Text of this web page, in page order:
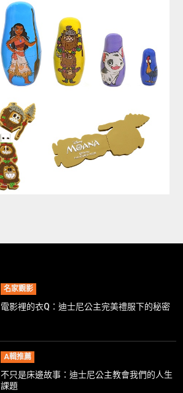
名家觀影
電影裡的衣Q：迪士尼公主完美禮服下的秘密
A輯推薦
不只是床邊故事：迪士尼公主教會我們的人生
課題